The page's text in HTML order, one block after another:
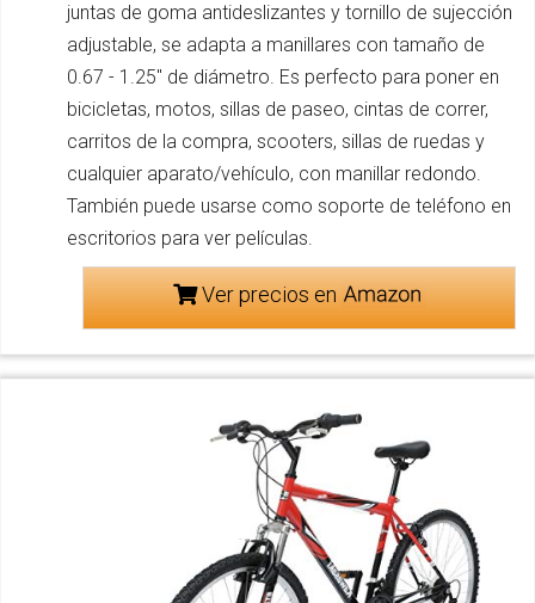
juntas de goma antideslizantes y tornillo de sujección
adjustable, se adapta a manillares con tamaño de
0.67 - 1.25" de diámetro. Es perfecto para poner en
bicicletas, motos, sillas de paseo, cintas de correr,
carritos de la compra, scooters, sillas de ruedas y
cualquier aparato/vehículo, con manillar redondo.
También puede usarse como soporte de teléfono en
escritorios para ver películas.
Ver precios en